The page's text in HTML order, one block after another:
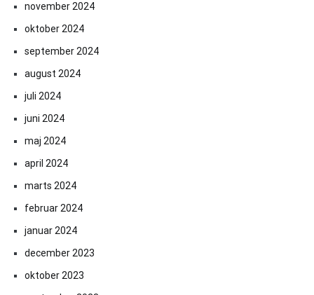
november 2024
oktober 2024
september 2024
august 2024
juli 2024
juni 2024
maj 2024
april 2024
marts 2024
februar 2024
januar 2024
december 2023
oktober 2023